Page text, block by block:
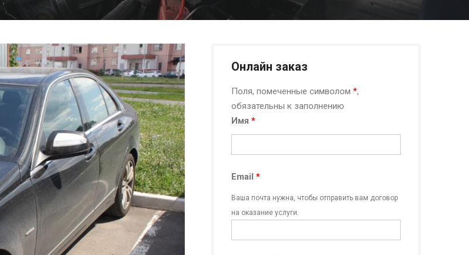
Онлайн заказ
Поля, помеченные символом*,
обязательны к заполнению
Имя*
Email*
Ваша почта нужна, чтобы отправить вам договор
на оказание услуги.